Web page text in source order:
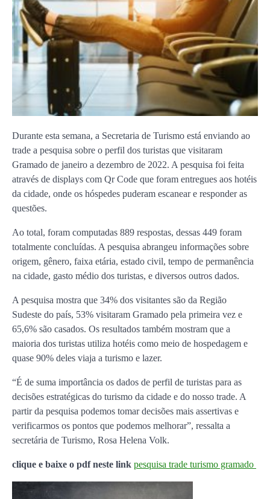
Durante esta semana, a Secretaria de Turismo está enviando ao
trade a pesquisa sobre o perfil dos turistas que visitaram
Gramado de janeiro a dezembro de 2022. A pesquisa foi feita
através de displays com Qr Code que foram entregues aos hotéis
da cidade, onde os hóspedes puderam escanear e responder as
questões.
Ao total, foram computadas 889 respostas, dessas 449 foram
totalmente concluídas. A pesquisa abrangeu informações sobre
origem, gênero, faixa etária, estado civil, tempo de permanência
na cidade, gasto médio dos turistas, e diversos outros dados.
A pesquisa mostra que 34% dos visitantes são da Região
Sudeste do país, 53% visitaram Gramado pela primeira vez e
65,6% são casados. Os resultados também mostram que a
maioria dos turistas utiliza hotéis como meio de hospedagem e
quase 90% deles viaja a turismo e lazer.
“É de suma importância os dados de perfil de turistas para as
decisões estratégicas do turismo da cidade e do nosso trade. A
partir da pesquisa podemos tomar decisões mais assertivas e
verificarmos os pontos que podemos melhorar”, ressalta a
secretária de Turismo, Rosa Helena Volk.
clique e baixe o pdf neste link pesquisa trade turismo gramado